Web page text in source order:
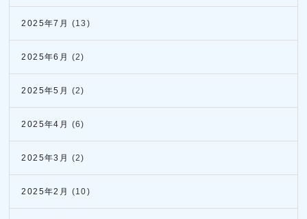
2025年7月 (13)
2025年6月 (2)
2025年5月 (2)
2025年4月 (6)
2025年3月 (2)
2025年2月 (10)